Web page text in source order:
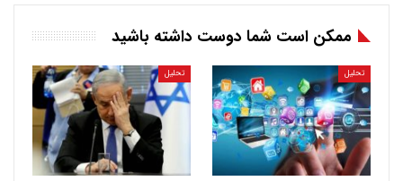
ممکن است شما دوست داشته باشید
تحلیل تحلیل